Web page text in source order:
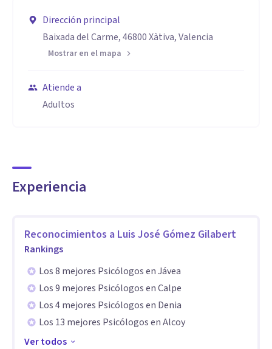
Dirección principal
Baixada del Carme, 46800 Xàtiva, Valencia
Mostrar en el mapa
Atiende a
Adultos
Experiencia
Reconocimientos a Luis José Gómez Gilabert
Rankings
Los 8 mejores Psicólogos en Jávea
Los 9 mejores Psicólogos en Calpe
Los 4 mejores Psicólogos en Denia
Los 13 mejores Psicólogos en Alcoy
Ver todos